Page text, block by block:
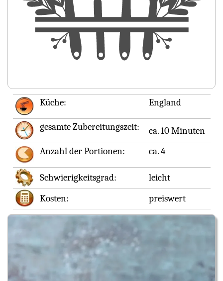
Küche: England
gesamte Zubereitungszeit:
ca. 10 Minuten
Anzahl der Portionen:
ca. 4
Schwierigkeitsgrad:
leicht
Kosten:
preiswert